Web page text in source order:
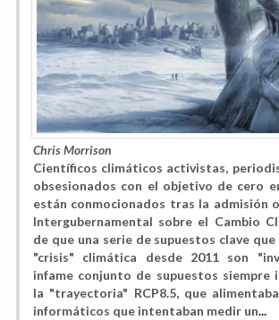
Chris Morrison
Científicos climáticos activistas,
obsesionados con el objetivo de cero
están conmocionados tras la admisión
Intergubernamental sobre el Cambio
de que una serie de supuestos clave
"crisis" climática desde 2011 son
infame conjunto de supuestos siempre
la "trayectoria" RCP8.5, que
informáticos que intentaban medir un...